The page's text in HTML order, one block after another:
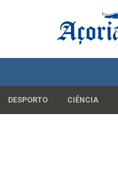
DESPORTO CIÊNCIA